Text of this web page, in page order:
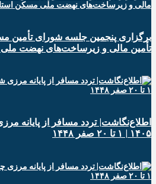
برگزاری پنجمین جلسه شورای تأمین
تأمین مالی و زیرساخت‌های نهضت
۱۴۰۵ | ۱ تا ۲۰ صفر ۱۴۴۸